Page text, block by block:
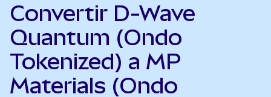
Convertir D-Wave
Quantum (Ondo
Tokenized) a MP
Materials (Ondo